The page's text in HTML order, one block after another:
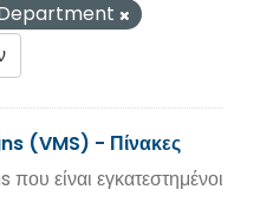
(VMS) - Πίνακες
είναι εγκατεστημένοι